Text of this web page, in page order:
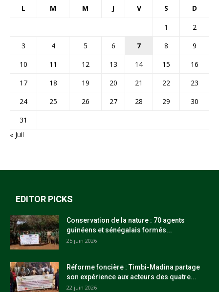
L M M J V S D
1
2
3
4 5 6 7 8
9
10
11 12 13 14 15
16
17
18 19 20 21 22
23
24
25 26 27 28 29
30
31
« Juil
EDITOR PICKS
Conservation de la nature : 70 agents
guinéens et sénégalais formés...
25 juin 2026
Réforme foncière : Timbi-Madina partage
son expérience aux acteurs des quatre...
22 juin 2026